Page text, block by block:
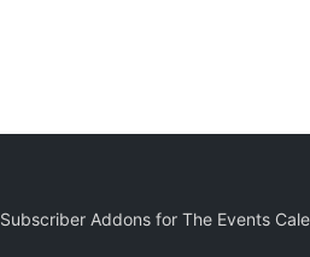
Subscriber Addons for The Events